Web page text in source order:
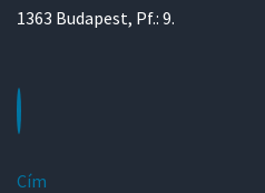
1363 Budapest, Pf.: 9.
Cím